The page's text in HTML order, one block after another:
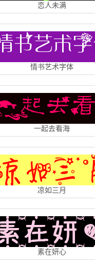
恋人未满
情书艺术字体
一起去看海
凉如三月
素在妍心